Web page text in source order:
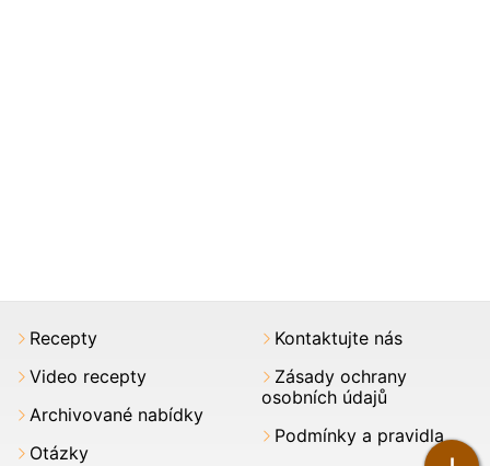
Recepty
Video recepty
Archivované nabídky
Otázky
Kontaktujte nás
Zásady ochrany
osobních údajů
Podmínky a pravidla